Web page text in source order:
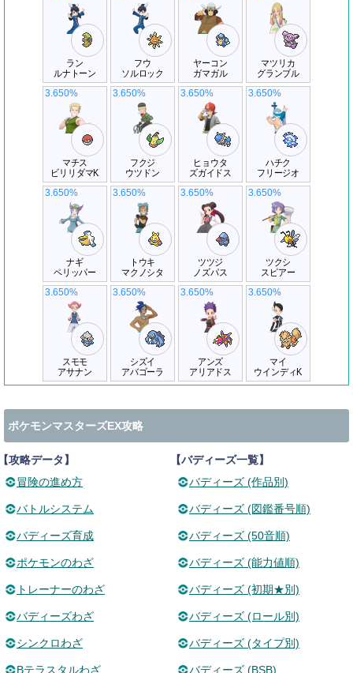
ラン
ルナトーン
フウ
ソルロック
ヤーコン
ガマガル
マツリカ
グランブル
マチス
ビリリダマK
3.650%
フクジ
ウツドン
3.650%
ヒョウタ
ズガイドス
3.650%
ハチク
フリージオ
3.650%
ナギ
ペリッパー
3.650%
トウキ
マクノシタ
3.650%
ツツジ
ノズパス
3.650%
ツクシ
スピアー
3.650%
スモモ
アサナン
3.650%
シズイ
アバゴーラ
3.650%
アンズ
アリアドス
3.650%
マイ
ウインディK
3.650%
ポケモンマスターズEX攻略
攻略データ】
冒険の進め方
バトルシステム
バディーズ育成
ポケモンのわざ
トレーナーのわざ
バディーズわざ
シンクロわざ
Bテラスタルわざ
【バディーズ一覧】
バディーズ (作品別)
バディーズ (図鑑番号順)
バディーズ (50音順)
バディーズ (能力値順)
バディーズ (初期★別)
バディーズ (ロール別)
バディーズ (タイプ別)
バディーズ (BSB)